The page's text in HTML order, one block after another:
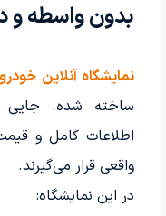
بدون واسطه و
نمایشگاه آنلاین
ساخته شده. جایی
اطلاعات کامل و
واقعی قرار می‌گیرند.
در این نمایشگاه: